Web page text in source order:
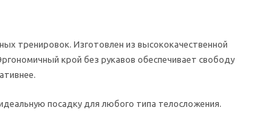
тренировок. Изготовлен из высококачественной
крой без рукавов обеспечивает свободу
посадку для любого типа телосложения.